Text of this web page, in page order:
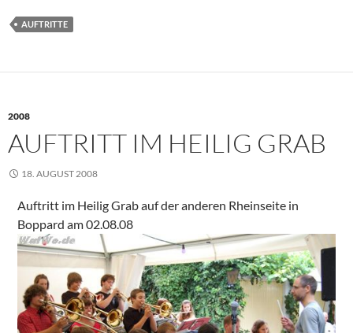
AUFTRITTE
2008
AUFTRITT IM HEILIG GRAB
18. AUGUST 2008
Auftritt im Heilig Grab auf der anderen Rheinseite in
Boppard am 02.08.08